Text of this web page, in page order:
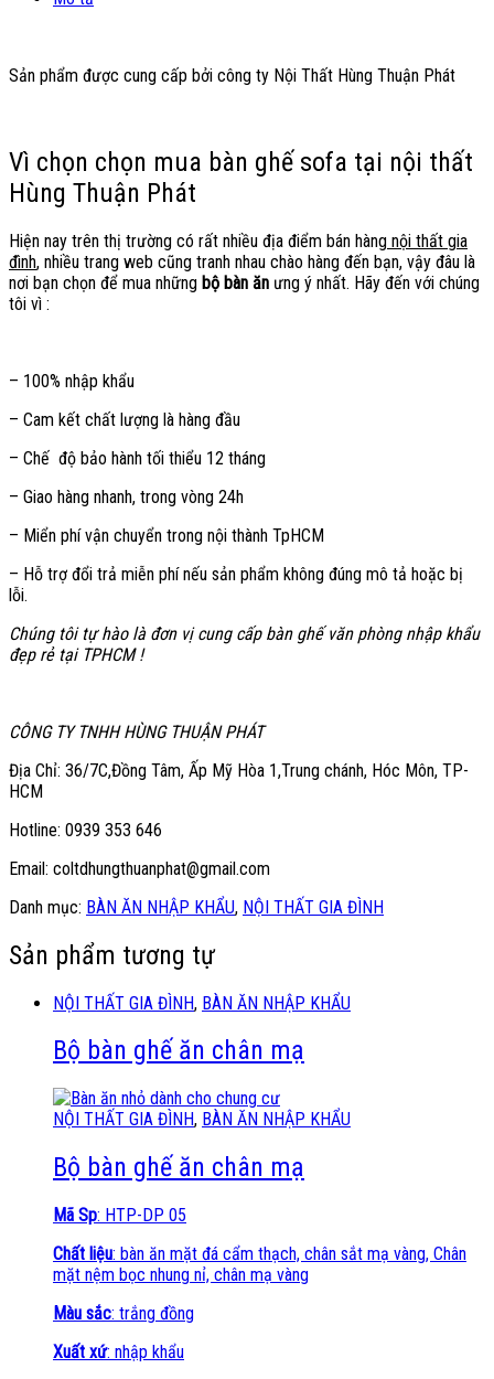
Sản phẩm được cung cấp bởi công ty Nội Thất Hùng Thuận Phát
Vì chọn chọn mua bàn ghế sofa tại nội thất
Hùng Thuận Phát
Hiện nay trên thị trường có rất nhiều địa điểm bán hàng nội thất gia
đình, nhiều trang web cũng tranh nhau chào hàng đến bạn, vậy đâu là
nơi bạn chọn để mua những bộ bàn ăn ưng ý nhất. Hãy đến với chúng
tôi vì :
– 100% nhập khẩu
– Cam kết chất lượng là hàng đầu
– Chế độ bảo hành tối thiểu 12 tháng
– Giao hàng nhanh, trong vòng 24h
– Miển phí vận chuyển trong nội thành TpHCM
– Hỗ trợ đổi trả miễn phí nếu sản phẩm không đúng mô tả hoặc bị
lỗi.
Chúng tôi tự hào là đơn vị cung cấp bàn ghế văn phòng nhập khẩu
đẹp rẻ tại TPHCM !
CÔNG TY TNHH HÙNG THUẬN PHÁT
Địa Chỉ: 36/7C,Đồng Tâm, Ấp Mỹ Hòa 1,Trung chánh, Hóc Môn, TP-
HCM
Hotline: 0939 353 646
Email: coltdhungthuanphat@gmail.com
Danh mục: BÀN ĂN NHẬP KHẨU, NỘI THẤT GIA ĐÌNH
Sản phẩm tương tự
NỘI THẤT GIA ĐÌNH, BÀN ĂN NHẬP KHẨU
Bộ bàn ghế ăn chân mạ
NỘI THẤT GIA ĐÌNH, BÀN ĂN NHẬP KHẨU
Bộ bàn ghế ăn chân mạ
Mã Sp: HTP-DP 05
Chất liệu: bàn ăn mặt đá cẩm thạch, chân sắt mạ vàng, Chân
mặt nệm bọc nhung nỉ, chân mạ vàng
Màu sắc: trắng đồng
Xuất xứ: nhập khẩu